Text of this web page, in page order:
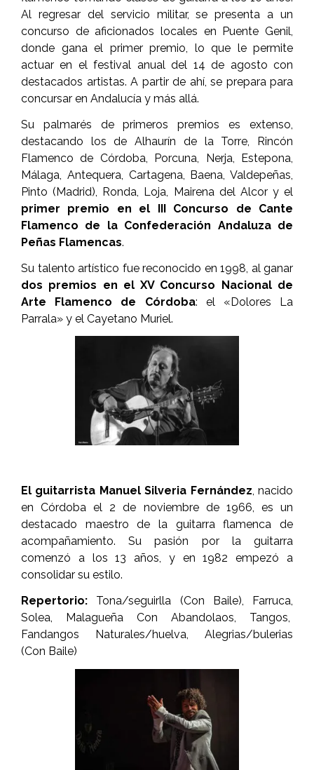
Al regresar del servicio militar, se presenta a un
concurso de aficionados locales en Puente Genil,
donde gana el primer premio, lo que le permite
actuar en el festival anual del 14 de agosto con
destacados artistas. A partir de ahí, se prepara para
concursar en Andalucía y más allá.
Su palmarés de primeros premios es extenso,
destacando los de Alhaurín de la Torre, Rincón
Flamenco de Córdoba, Porcuna, Nerja, Estepona,
Málaga, Antequera, Cartagena, Baena, Valdepeñas,
Pinto (Madrid), Ronda, Loja, Mairena del Alcor y el
primer premio en el III Concurso de Cante
Flamenco de la Confederación Andaluza de
Peñas Flamencas.
Su talento artístico fue reconocido en 1998, al ganar
dos premios en el XV Concurso Nacional de
Arte Flamenco de Córdoba: el «Dolores La
Parrala» y el Cayetano Muriel.
El guitarrista Manuel Silveria Fernández, nacido
en Córdoba el 2 de noviembre de 1966, es un
destacado maestro de la guitarra flamenca de
acompañamiento. Su pasión por la guitarra
comenzó a los 13 años, y en 1982 empezó a
consolidar su estilo.
Repertorio: Tona/seguirlla (Con Baile), Farruca,
Solea, Malagueña Con Abandolaos, Tangos,
Fandangos Naturales/huelva, Alegrias/bulerias
(Con Baile)